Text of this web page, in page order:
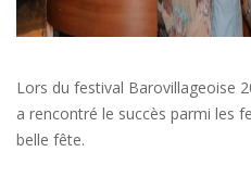
Lors du festival Barovillageoise
a rencontré le succès parmi les
belle fête.